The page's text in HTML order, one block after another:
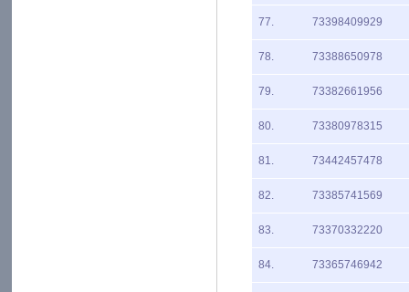
77. 73398409929
78. 73388650978
79. 73382661956
80. 73380978315
81. 73442457478
82. 73385741569
83. 73370332220
84. 73365746942